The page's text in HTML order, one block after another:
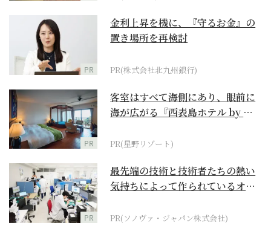
PR
金利上昇を機に、『守るお金』の
置き場所を再検討
PR(株式会社北九州銀行)
PR
客室はすべて海側にあり、眼前に
海が広がる『西表島ホテル by 星
PR(星野リゾート)
PR
最先端の技術と技術者たちの熱い
気持ちによって作られているオー
PR(ソノヴァ・ジャパン株式会社)